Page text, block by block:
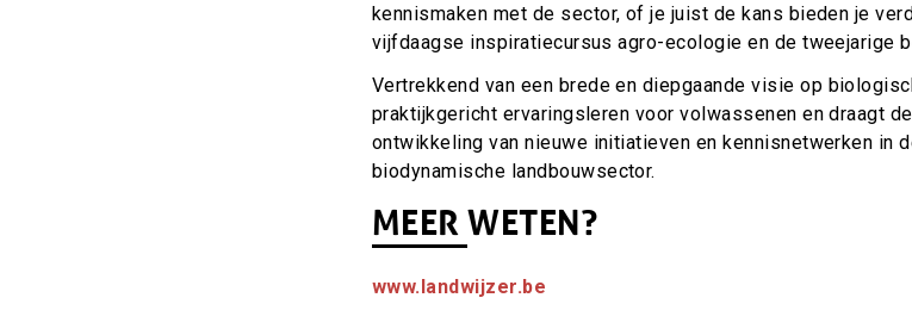
kennismaken met de sector, of je juist de kans bieden je
vijfdaagse inspiratiecursus agro-ecologie en de tweejarige
Vertrekkend van een brede en diepgaande visie op
praktijkgericht ervaringsleren voor volwassenen en draagt
ontwikkeling van nieuwe initiatieven en kennisnetwerken in
biodynamische landbouwsector.
MEER WETEN?
www.landwijzer.be